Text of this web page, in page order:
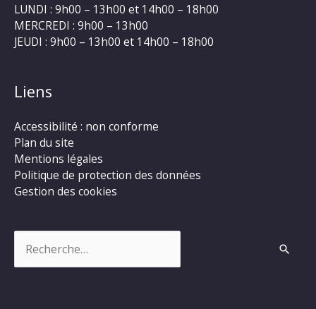
LUNDI : 9h00 – 13h00 et 14h00 – 18h00
MERCREDI : 9h00 – 13h00
JEUDI : 9h00 – 13h00 et 14h00 – 18h00
Liens
Accessibilité : non conforme
Plan du site
Mentions légales
Politique de protection des données
Gestion des cookies